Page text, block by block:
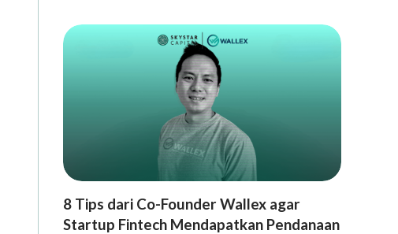
8 Tips dari Co-Founder Wallex agar
Startup Fintech Mendapatkan Pendanaan